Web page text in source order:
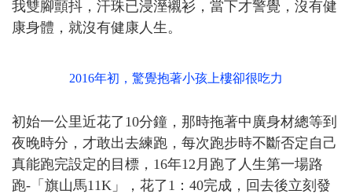
我雙腳顫抖，汗珠已浸溼襯衫，當下才警覺，沒有健
康身體，就沒有健康人生。
2016年初，驚覺抱著小孩上樓卻很吃力
初始一公里近花了10分鐘，那時拖著中廣身材總等到
夜晚時分，才敢出去練跑，每次跑步時不斷否定自己
真能跑完設定的目標，16年12月跑了人生第一場路
跑-「旗山馬11K」，花了1：40完成，回去後立刻發